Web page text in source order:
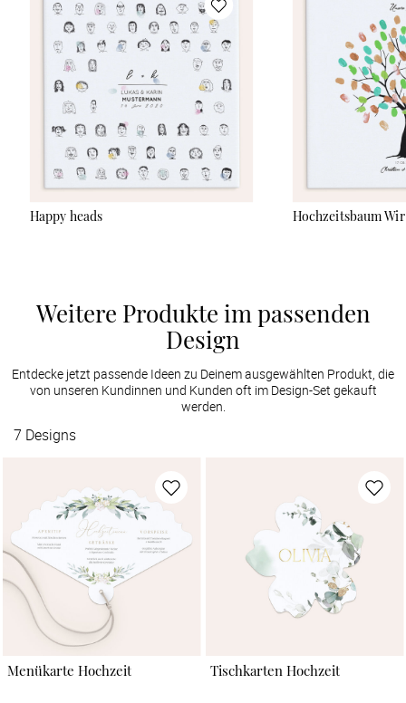
Happy heads Hochzeitsbaum Wir
Weitere Produkte im passenden
Design
Entdecke jetzt passende Ideen zu Deinem ausgewählten Produkt, die
von unseren Kundinnen und Kunden oft im Design-Set gekauft
werden.
7 Designs
Menükarte Hochzeit Tischkarten Hochzeit